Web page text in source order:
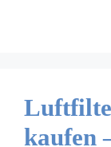
kaufen